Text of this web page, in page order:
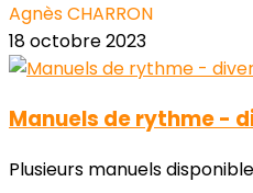
Agnès CHARRON
18 octobre 2023
Manuels de rythme -
Plusieurs manuels